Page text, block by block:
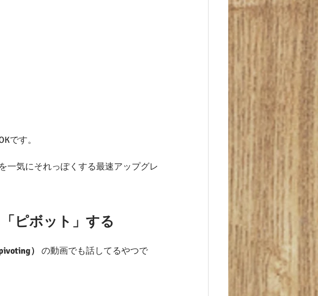
です。
一気にそれっぽくする最速アップグレ
ピボット」する
）
の動画でも話してるやつで